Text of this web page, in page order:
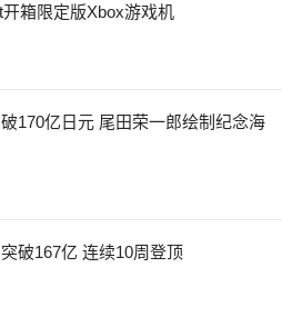
开箱限定版Xbox游戏机
170亿日元 尾田荣一郎绘制纪念海
破167亿 连续10周登顶